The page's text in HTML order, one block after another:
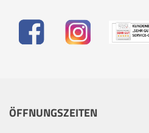
ÖFFNUNGSZEITEN